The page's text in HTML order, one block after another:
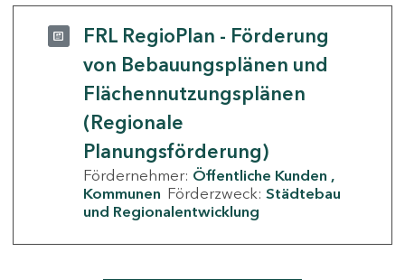
FRL RegioPlan - Förderung
von Bebauungsplänen und
Flächennutzungsplänen
(Regionale
Planungsförderung)
Fördernehmer: Öffentliche Kunden
Kommunen Förderzweck: Städtebau
und Regionalentwicklung